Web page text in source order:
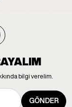
bilgi verelim.
GÖNDER